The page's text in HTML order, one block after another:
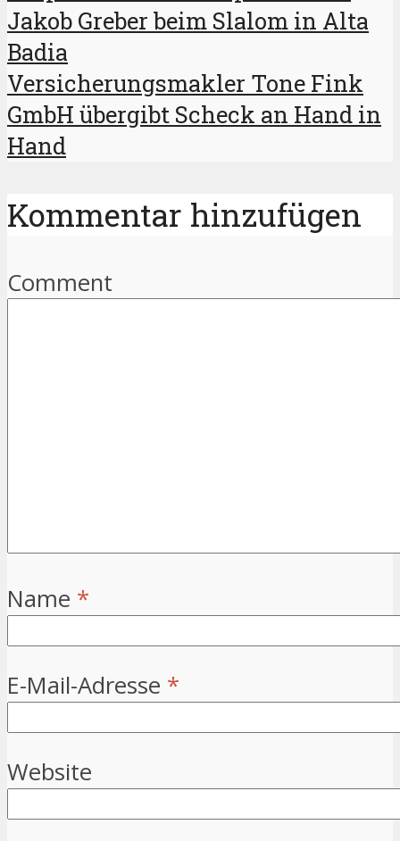
Jakob Greber beim Slalom in Alta
Badia
Versicherungsmakler Tone Fink
GmbH übergibt Scheck an Hand in
Hand
Kommentar hinzufügen
Comment
Name *
E-Mail-Adresse *
Website